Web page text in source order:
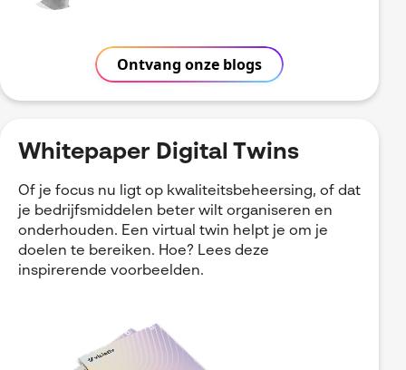
Ontvang onze blogs
Whitepaper Digital Twins
Of je focus nu ligt op kwaliteitsbeheersing, of dat
je bedrijfsmiddelen beter wilt organiseren en
onderhouden. Een virtual twin helpt je om je
doelen te bereiken. Hoe? Lees deze
inspirerende voorbeelden.